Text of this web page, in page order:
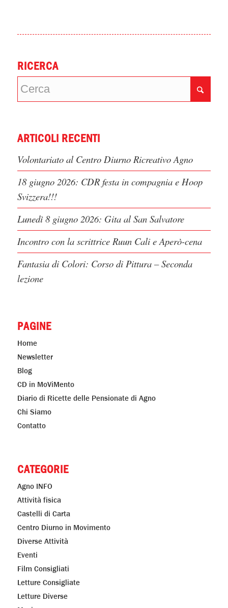
RICERCA
ARTICOLI RECENTI
Volontariato al Centro Diurno Ricreativo Agno
18 giugno 2026: CDR festa in compagnia e Hoop
Svizzera!!!
Lunedì 8 giugno 2026: Gita al San Salvatore
Incontro con la scrittrice Ruun Cali e Aperò-cena
Fantasia di Colori: Corso di Pittura – Seconda
lezione
PAGINE
Home
Newsletter
Blog
CD in MoViMento
Diario di Ricette delle Pensionate di Agno
Chi Siamo
Contatto
CATEGORIE
Agno INFO
Attività fisica
Castelli di Carta
Centro Diurno in Movimento
Diverse Attività
Eventi
Film Consigliati
Letture Consigliate
Letture Diverse